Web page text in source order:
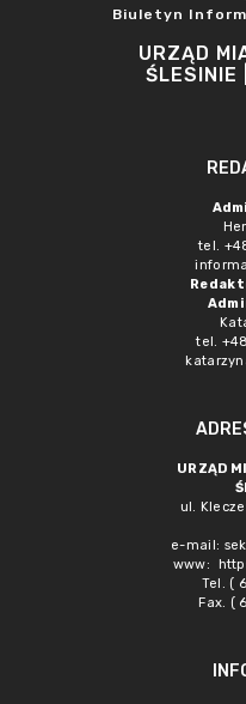
Biuletyn
URZĄD
tel.
tel.
URZĄD
ul.
e-mail:
www:
Tel. (
Fax. (